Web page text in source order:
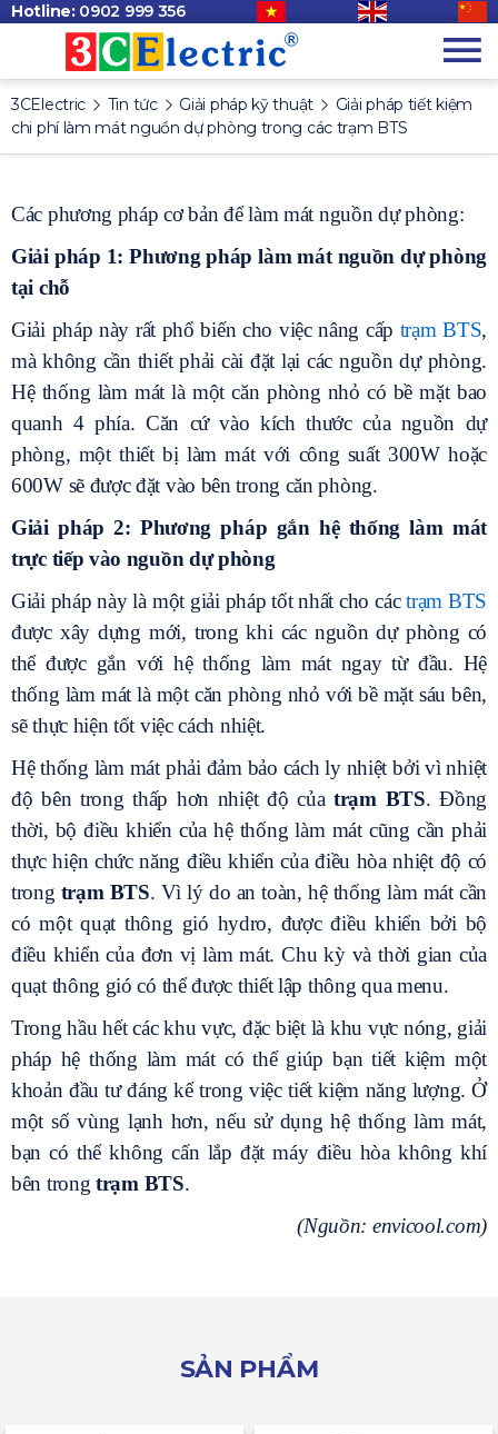
Hotline: 0902 999 356
3CElectric Tin tức Giải pháp kỹ thuật
Giải pháp tiết kiệm
chi phí làm mát nguồn dự phòng trong các trạm BTS
Các phương pháp cơ bản để làm mát nguồn dự phòng:
Giải pháp 1: Phương pháp làm mát nguồn dự phòng
tại chỗ
Giải pháp này rất phổ biến cho việc nâng cấp trạm BTS,
mà không cần thiết phải cài đặt lại các nguồn dự phòng.
Hệ thống làm mát là một căn phòng nhỏ có bề mặt bao
quanh 4 phía. Căn cứ vào kích thước của nguồn dự
phòng, một thiết bị làm mát với công suất 300W hoặc
600W sẽ được đặt vào bên trong căn phòng.
Giải pháp 2: Phương pháp gắn hệ thống làm mát
trực tiếp vào nguồn dự phòng
Giải pháp này là một giải pháp tốt nhất cho cáctrạm BTS
được xây dựng mới, trong khi các nguồn dự phòng có
thể được gắn với hệ thống làm mát ngay từ đầu. Hệ
thống làm mát là một căn phòng nhỏ với bề mặt sáu bên,
sẽ thực hiện tốt việc cách nhiệt.
Hệ thống làm mát phải đảm bảo cách ly nhiệt bởi vì nhiệt
độ bên trong thấp hơn nhiệt độ củatrạm BTS. Đồng
thời, bộ điều khiển của hệ thống làm mát cũng cần phải
thực hiện chức năng điều khiển của điều hòa nhiệt độ có
trong trạm BTS. Vì lý do an toàn, hệ thống làm mát cần
có một quạt thông gió hydro, được điều khiển bởi bộ
điều khiển của đơn vị làm mát. Chu kỳ và thời gian của
quạt thông gió có thể được thiết lập thông qua menu.
Trong hầu hết các khu vực, đặc biệt là khu vực nóng, giải
pháp hệ thống làm mát có thể giúp bạn tiết kiệm một
khoản đầu tư đáng kể trong việc tiết kiệm năng lượng. Ở
một số vùng lạnh hơn, nếu sử dụng hệ thống làm mát,
bạn có thể không cấn lắp đặt máy điều hòa không khí
bên trong trạm BTS.
(Nguồn: envicool.com)
SẢN PHẨM